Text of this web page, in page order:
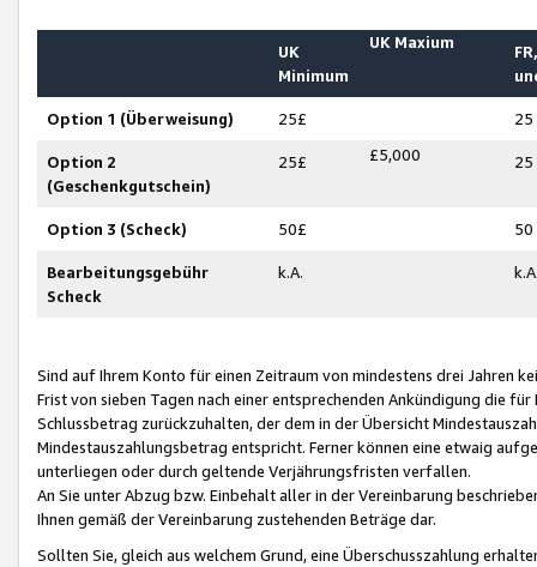
UK
Minimum
UK Maxium
Option 1 (Überweisung) 25£ 25
Option 2
(Geschenkgutschein)
25£ £5,000 25
Option 3 (Scheck) 50£ 50
Bearbeitungsgebühr
Scheck
k.A.
Sind auf Ihrem Konto für einen Zeitraum von mindestens drei Jahren
Frist von sieben Tagen nach einer entsprechenden Ankündigung die
Schlussbetrag zurückzuhalten, der dem in der Übersicht
Mindestauszahlungsbetrag entspricht. Ferner können eine etwaig
unterliegen oder durch geltende Verjährungsfristen verfallen.
An Sie unter Abzug bzw. Einbehalt aller in der Vereinbarung
Ihnen gemäß der Vereinbarung zustehenden Beträge dar.
Sollten Sie, gleich aus welchem Grund, eine Überschusszahlung